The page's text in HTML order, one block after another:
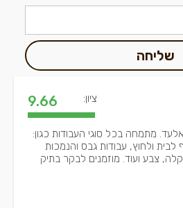
שליחה
ציון: 9.66
מתמחה בכל סוגי העבודות כגון:
לבית ולחוץ, עבודות גבס והנמכות
צבע ועוד. מוזמנים לבקר בתיק